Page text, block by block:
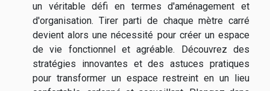
un véritable défi en termes d'aménagement et
d'organisation. Tirer parti de chaque mètre carré
devient alors une nécessité pour créer un espace
de vie fonctionnel et agréable. Découvrez des
stratégies innovantes et des astuces pratiques
pour transformer un espace restreint en un lieu